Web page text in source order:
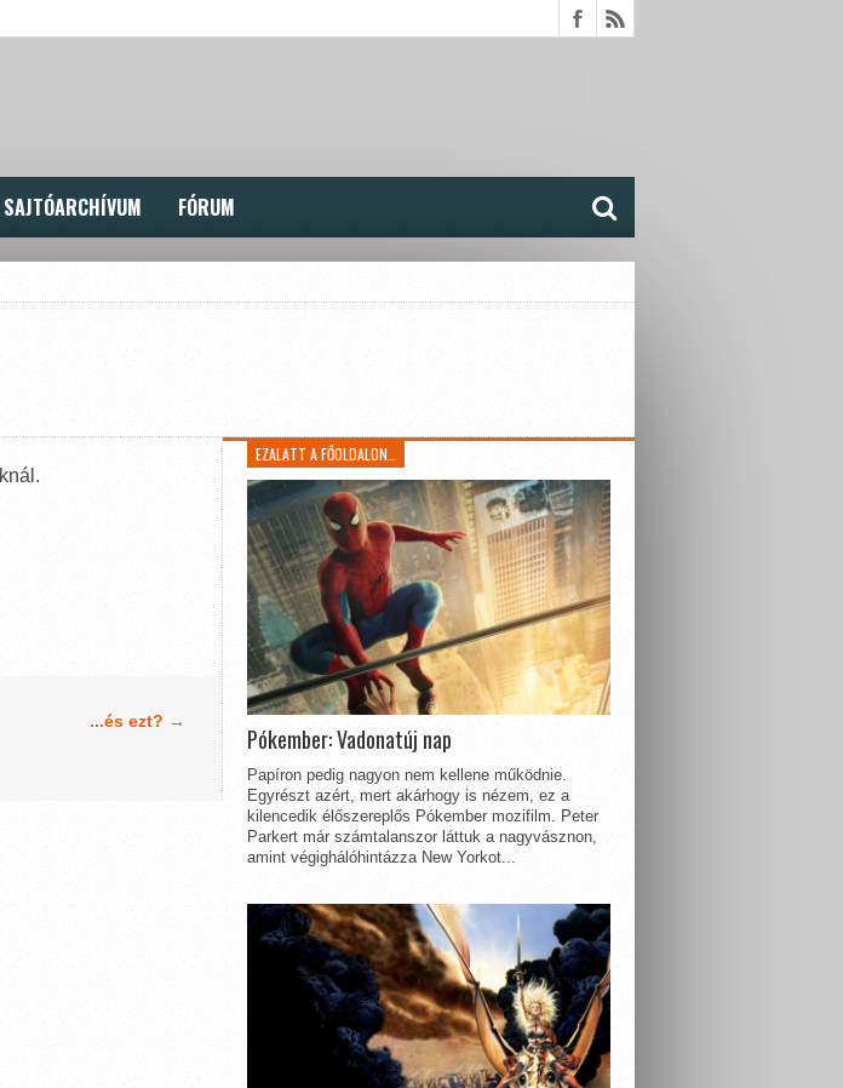
SAJTÓARCHÍVUM FÓRUM
...és ezt? →
EZALATT A FŐOLDALON…
Pókember: Vadonatúj nap
Papíron pedig nagyon nem kellene működnie.
Egyrészt azért, mert akárhogy is nézem, ez a
kilencedik élőszereplős Pókember mozifilm. Peter
Parkert már számtalanszor láttuk a nagyvásznon,
amint végighálóhintázza New Yorkot...